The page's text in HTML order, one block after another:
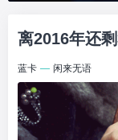
离2016年还
蓝卡 — 闲来无语